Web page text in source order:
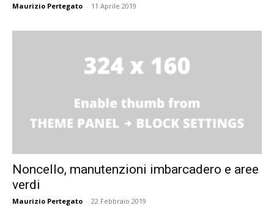
Maurizio Pertegato - 11 Aprile 2019
Noncello, manutenzioni imbarcadero e aree
verdi
Maurizio Pertegato - 22 Febbraio 2019